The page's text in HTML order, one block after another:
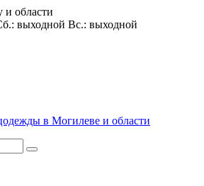
и области
выходной Вс.: выходной
в Могилеве и области